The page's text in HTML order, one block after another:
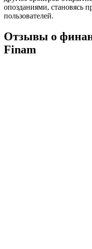
опозданиями, становясь
пользователей.
Отзывы о
Finam